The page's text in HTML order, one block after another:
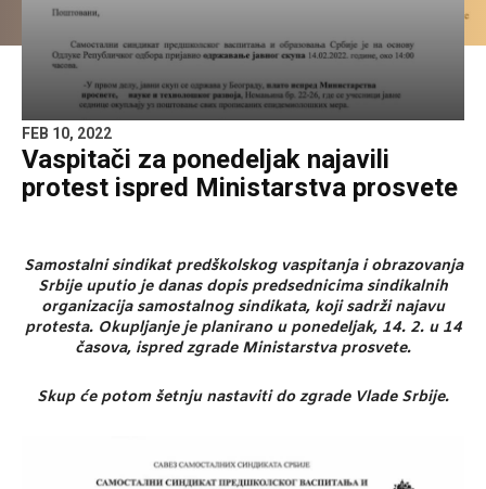
FEB 10, 2022
Vaspitači za ponedeljak najavili
protest ispred Ministarstva prosvete
Samostalni sindikat predškolskog vaspitanja i obrazovanja
Srbije uputio je danas dopis predsednicima sindikalnih
organizacija samostalnog sindikata, koji sadrži najavu
protesta. Okupljanje je planirano u ponedeljak, 14. 2. u 14
časova, ispred zgrade Ministarstva prosvete.
Skup će potom šetnju nastaviti do zgrade Vlade Srbije.